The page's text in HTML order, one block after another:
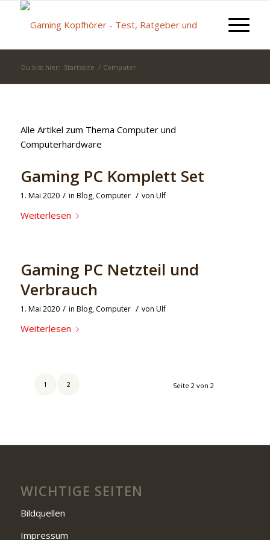
Du bist hier: Startseite / Computer
Alle Artikel zum Thema Computer und
Computerhardware
Gaming PC Komplett Set
1. Mai 2020 / in Blog, Computer / von Ulf
Weiterlesen
Gaming PC Netzteil und
Verbrauch
1. Mai 2020 / in Blog, Computer / von Ulf
Weiterlesen
Seite 2 von 2
1 2
WICHTIGE SEITEN
Bildquellen
Impressum